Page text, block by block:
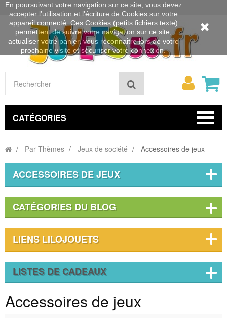
Rechercher
Mon
CATÉGORIES
Par Thèmes Jeux de société Accessoires de jeux
ACCESSOIRES DE JEUX
CATÉGORIES DU BLOG
LIENS LILOJOUETS
LISTES DE CADEAUX
Accessoires de jeux
En poursuivant votre navigation sur ce site, vous devez
accepter l’utilisation et l'écriture de Cookies sur votre
appareil connecté. Ces Cookies (petits fichiers texte)
permettent de suivre votre navigation sur ce site,
actualiser votre panier, vous reconnaitre lors de votre
prochaine visite et sécuriser votre connexion.